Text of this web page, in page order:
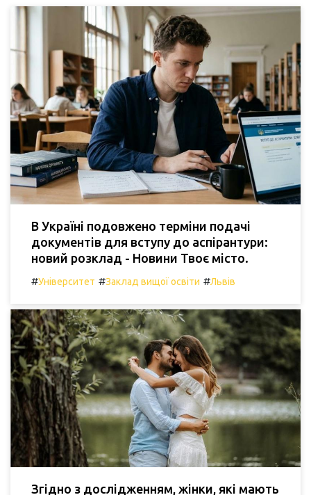
В Україні подовжено терміни подачі
документів для вступу до аспірантури:
новий розклад - Новини Твоє місто.
#Університет #Заклад вищої освіти #Львів
Згідно з дослідженням, жінки, які мають